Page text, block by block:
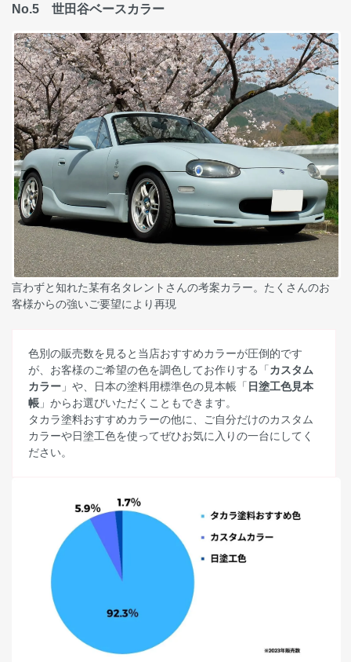
No.5 世田谷ベースカラー
言わずと知れた某有名タレントさんの考案カラー。たくさんのお
客様からの強いご要望により再現
色別の販売数を見ると当店おすすめカラーが圧倒的です
が、お客様のご希望の色を調色してお作りする「 カスタム
カラー 」や、日本の塗料用標準色の見本帳「 日塗工色見本
帳 」からお選びいただくこともできます。
タカラ塗料おすすめカラーの他に、ご自分だけのカスタム
カラーや日塗工色を使ってぜひお気に入りの一台にしてく
ださい。